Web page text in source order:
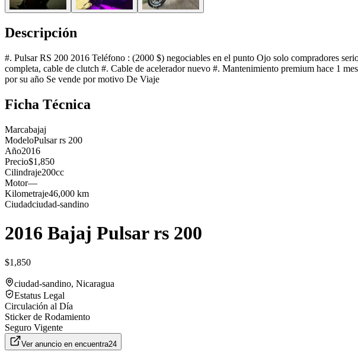
Descripción
#. Pulsar RS 200 2016 Teléfono : (2000 $) negociables en el punto Ojo solo compradores
completa, cable de clutch #. Cable de acelerador nuevo #. Mantenimiento premium hace 1
por su año Se vende por motivo De Viaje
Ficha Técnica
Marcabajaj
ModeloPulsar rs 200
Año2016
Precio$1,850
Cilindraje200cc
Motor—
Kilometraje46,000 km
Ciudadciudad-sandino
2016 Bajaj Pulsar rs 200
$1,850
ciudad-sandino, Nicaragua
Estatus Legal
Circulación al Día
Sticker de Rodamiento
Seguro Vigente
Ver anuncio en encuentra24